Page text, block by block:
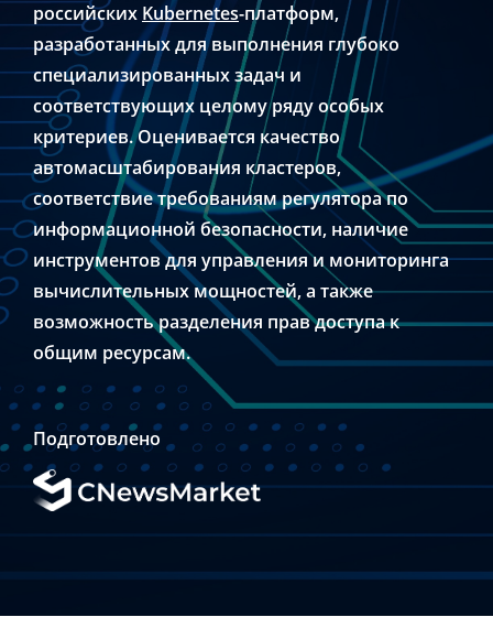
российских Kubernetes-платформ,
разработанных для выполнения глубоко
специализированных задач и
соответствующих целому ряду особых
критериев. Оценивается качество
автомасштабирования кластеров,
соответствие требованиям регулятора по
информационной безопасности, наличие
инструментов для управления и мониторинга
вычислительных мощностей, а также
возможность разделения прав доступа к
общим ресурсам.
Подготовлено